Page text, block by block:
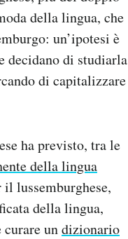
della lingua, che
un’ipotesi è
decidano di studiarla
di capitalizzare
ha previsto, tra le
della lingua
lussemburghese,
della lingua,
undizionario